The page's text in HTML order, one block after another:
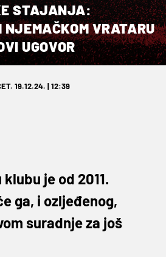
STAJANJA:
NJEMAČKOM VRATARU
UGOVOR
19.12.24. | 12:39
je od 2011.
ga, i ozljeđenog,
suradnje za još